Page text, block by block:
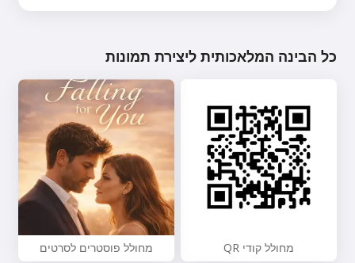
כל הבינה המלאכותית ליצירת תמונות
מחולל קודי QR מחולל פוסטרים לסרטים